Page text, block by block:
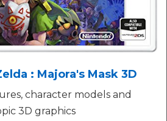
: Majora's Mask 3D
character models and
3D graphics